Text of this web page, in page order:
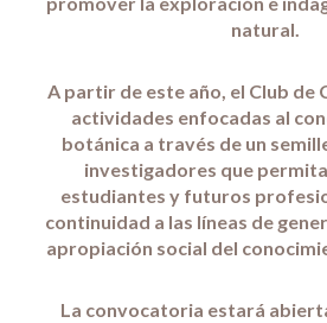
natural.
A partir de este año, el Club de
actividades enfocadas al
botánica a través de un
investigadores que
estudiantes y futuros
continuidad a las líneas de
apropiación social del
La convocatoria estará